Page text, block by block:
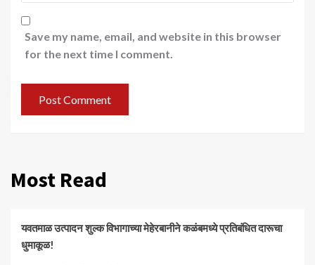
Save my name, email, and website in this browser
for the next time I comment.
Most Read
यवतमाळ उत्पादन शुल्क विभागाच्या मेहेरबानीने कळंबमध्ये प्रतिबंधित दारूचा
धुमाकूळ!